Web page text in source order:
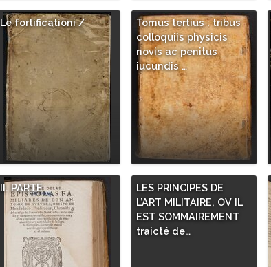
Le fortificationi /
Tomus tertius : tribus
colloquiis physicis
novis ac penitus
iucundis …
II. PARTE
LES PRINCIPES DE
L’ART MILITAIRE, OV IL
EST SOMMAIREMENT
traicté de…